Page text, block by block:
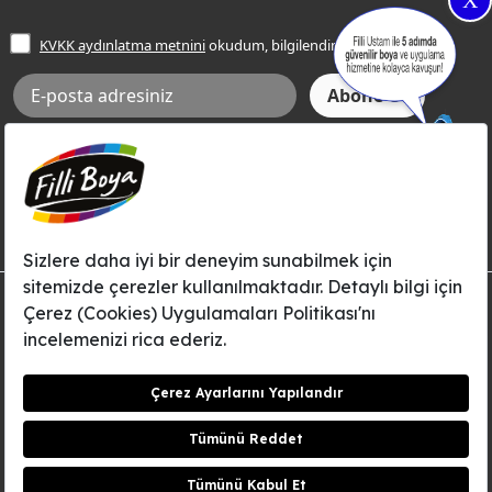
Frezya Rengi
Bilgi Toplumu Hizmetleri
İnternet Sitesi Kullanım Koşulları
KVKK Talep Formu
KVKK Aydınlatma Metni
KVKK aydınlatma metniniokudum, bilgilendim.
Aksi tarafımca bildirilene dek, Betek Boya ve Kimya Sanayi A.Ş.'nin
Filli Boya dahil tüm markaları ile ilgili kampanya, duyuru, hizmetler ve
tanıtım faaliyetleri vb. ile ilgili olarak e-posta yoluyla şahsıma
© Filli Boya 2026. Tüm Hakları Saklıdır.